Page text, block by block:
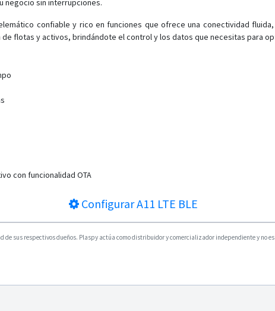
negocio sin interrupciones.
confiable y rico en funciones que ofrece una conectividad
flotas y activos, brindándote el control y los datos que necesitas para
con funcionalidad OTA
ConfigurarA11 LTE BLE
de sus respectivos dueños. Plaspy actúa como distribuidor y comercializador independiente y no